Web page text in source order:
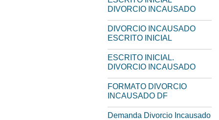
DIVORCIO INCAUSADO
DIVORCIO INCAUSADO
ESCRITO INICIAL
ESCRITO INICIAL.
DIVORCIO INCAUSADO
FORMATO DIVORCIO
INCAUSADO DF
Demanda Divorcio Incausado